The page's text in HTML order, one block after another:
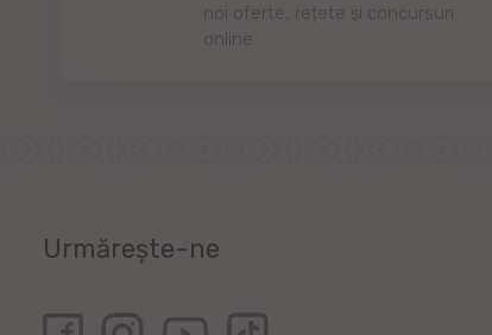
noi oferte, rețete și concursuri
online.
Urmărește-ne